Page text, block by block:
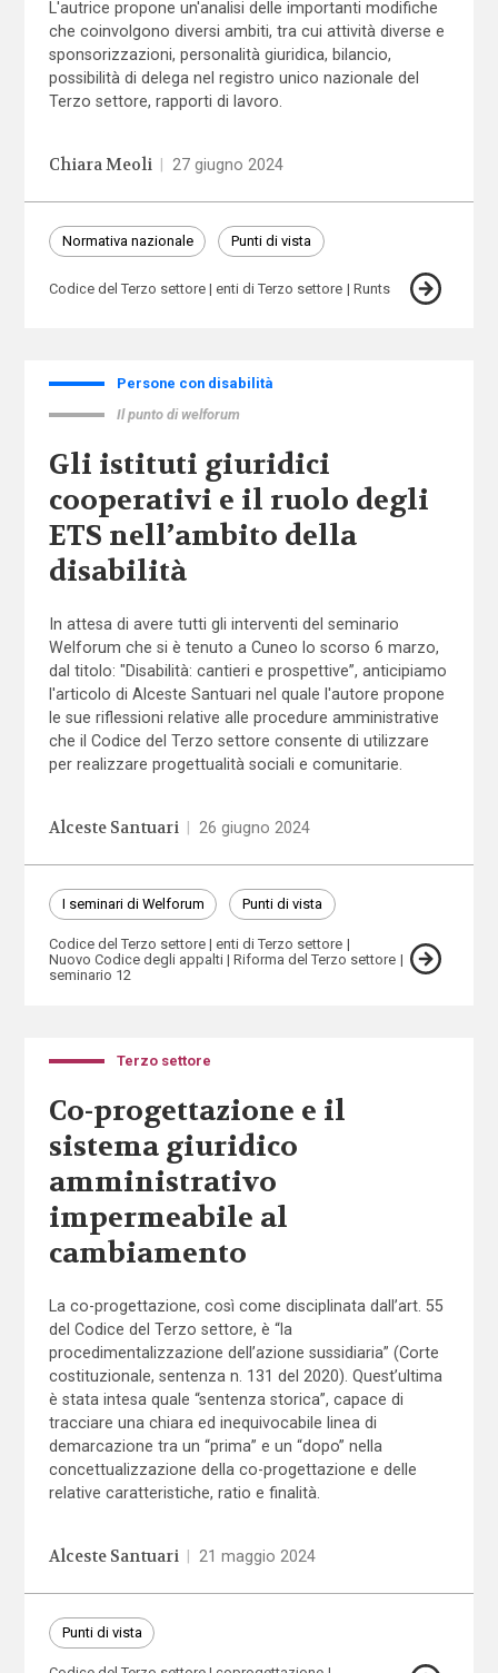
L'autrice propone un'analisi delle importanti modifiche
che coinvolgono diversi ambiti, tra cui attività diverse e
sponsorizzazioni, personalità giuridica, bilancio,
possibilità di delega nel registro unico nazionale del
Terzo settore, rapporti di lavoro.
Chiara Meoli 27 giugno 2024
Normativa nazionale Punti di vista
Codice del Terzo settore enti di Terzo settore Runts
Persone con disabilità
Il punto di welforum
Gli istituti giuridici
cooperativi e il ruolo degli
ETS nell’ambito della
disabilità
In attesa di avere tutti gli interventi del seminario
Welforum che si è tenuto a Cuneo lo scorso 6 marzo,
dal titolo: "Disabilità: cantieri e prospettive”, anticipiamo
l'articolo di Alceste Santuari nel quale l'autore propone
le sue riflessioni relative alle procedure amministrative
che il Codice del Terzo settore consente di utilizzare
per realizzare progettualità sociali e comunitarie.
Alceste Santuari 26 giugno 2024
I seminari di Welforum Punti di vista
Codice del Terzo settore
enti di Terzo settore
Nuovo Codice degli appalti
Riforma del Terzo settore
seminario 12
Terzo settore
Co-progettazione e il
sistema giuridico
amministrativo
impermeabile al
cambiamento
La co-progettazione, così come disciplinata dall’art. 55
del Codice del Terzo settore, è “la
procedimentalizzazione dell’azione sussidiaria” (Corte
costituzionale, sentenza n. 131 del 2020). Quest’ultima
è stata intesa quale “sentenza storica”, capace di
tracciare una chiara ed inequivocabile linea di
demarcazione tra un “prima” e un “dopo” nella
concettualizzazione della co-progettazione e delle
relative caratteristiche, ratio e finalità.
Alceste Santuari 21 maggio 2024
Punti di vista